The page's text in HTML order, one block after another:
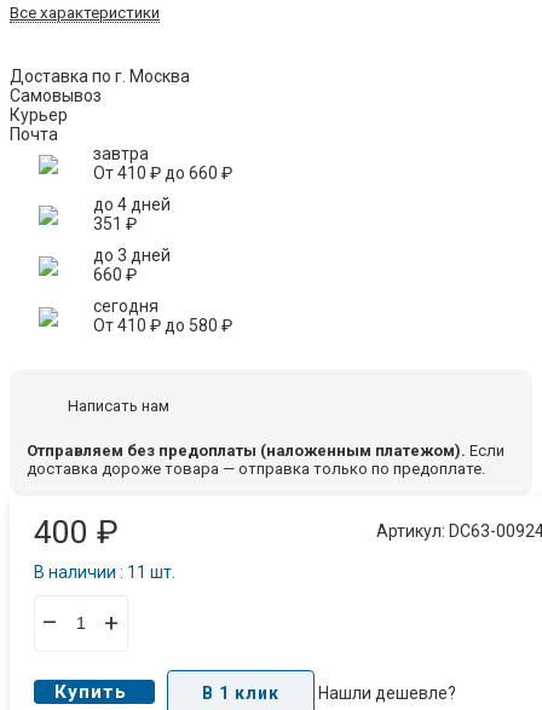
Все характеристики
Доставка по г. Москва
Самовывоз
Курьер
Почта
завтра
От410 ₽ до 660 ₽
до 4 дней
351 ₽
до 3 дней
660 ₽
сегодня
От410 ₽ до 580 ₽
Написать нам
Отправляем без предоплаты (наложенным платежом). Если
доставка дороже товара — отправка только по предоплате.
400 ₽ Артикул: DC63-
В наличии : 11 шт.
– +
Купить В 1 клик Нашли дешевле?